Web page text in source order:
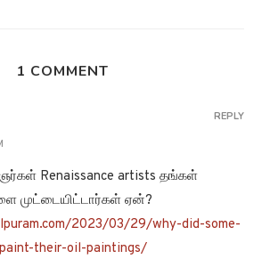
1 COMMENT
Renaissance artists தங்கள்
ஏன்?
2023/03/29/why-did-some-
their-oil-paintings/
REPLY